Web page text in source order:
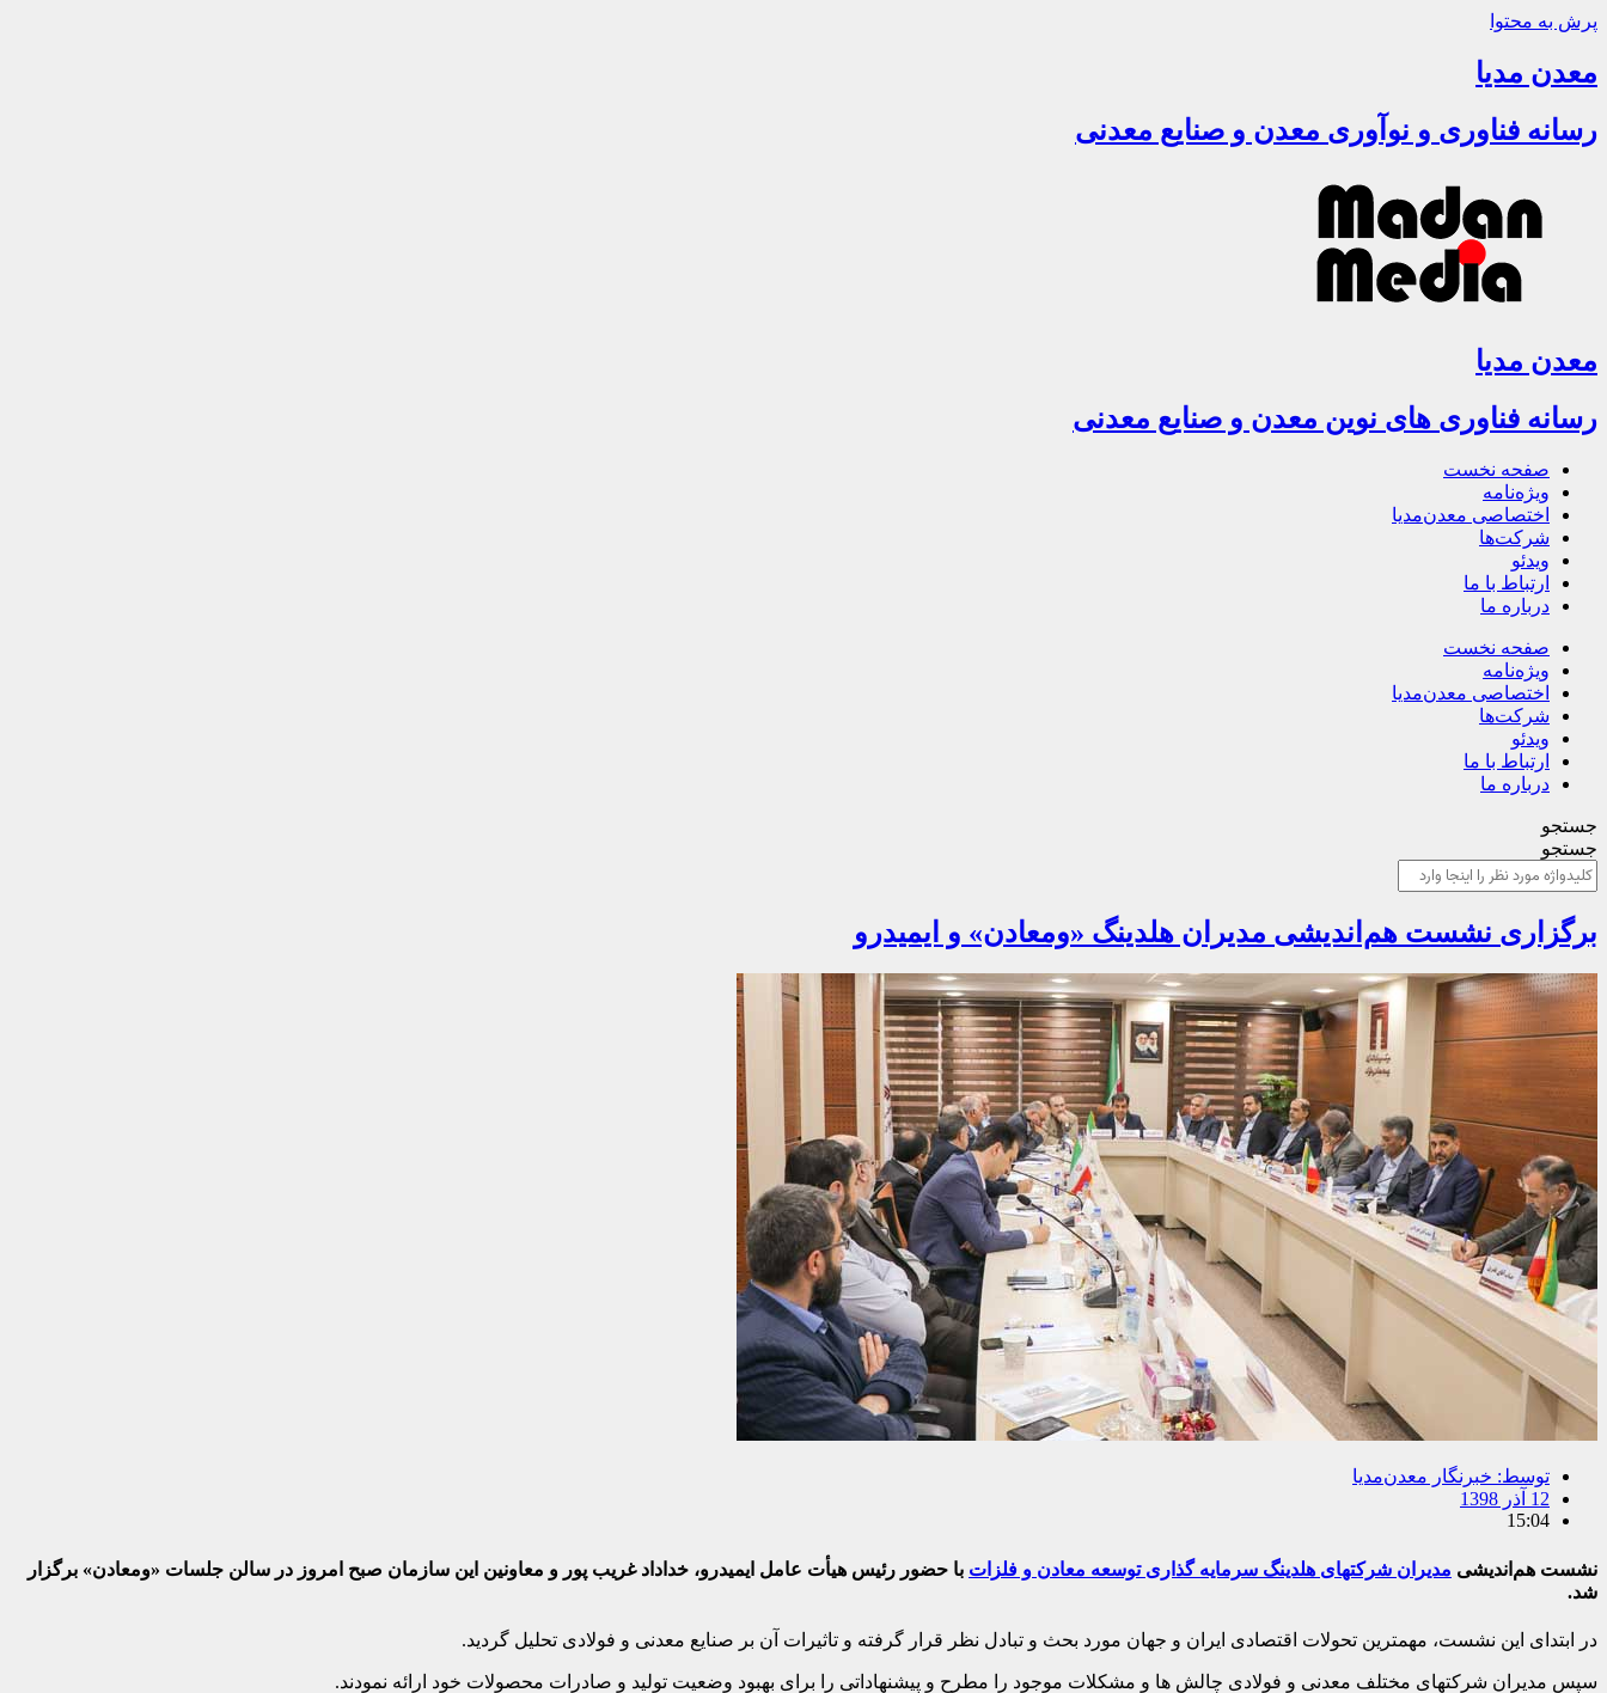
پرش به محتوا
معدن مدیا
رسانه فناوری و نوآوری معدن و صنایع معدنی
معدن مدیا
رسانه فناوری های نوین معدن و صنایع معدنی
صفحه نخست
ویژه‌نامه
اختصاصی معدن‌مدیا
شرکت‌ها
ویدئو
ارتباط با ما
درباره ما
صفحه نخست
ویژه‌نامه
اختصاصی معدن‌مدیا
شرکت‌ها
ویدئو
ارتباط با ما
درباره ما
جستجو
جستجو
برگزاری نشست هم‌اندیشی مدیران هلدینگ «ومعادن» و ایمیدرو
توسط: خبرنگار معدن‌مدیا
12 آذر 1398
15:04
نشست هم‌اندیشی مدیران شرکتهای هلدینگ سرمایه گذاری توسعه معادن و فلزات با حضور رئیس هیأت عامل ایمیدرو، خداداد غریب پور و معاونین این سازمان صبح امروز در سالن جلسات «ومعادن» برگزار
شد.
در ابتدای این نشست، مهمترین تحولات اقتصادی ایران و جهان مورد بحث و تبادل نظر قرار گرفته و تاثیرات آن بر صنایع معدنی و فولادی تحلیل گردید.
سپس مدیران شرکتهای مختلف معدنی و فولادی چالش ها و مشکلات موجود را مطرح و پیشنهاداتی را برای بهبود وضعیت تولید و صادرات محصولات خود ارائه نمودند.